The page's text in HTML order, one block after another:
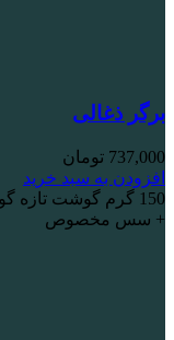
برگر ذغالی
737,000 تومان
افزودن به سبد خرید
150 گرم گوشت
+ سس مخصوص